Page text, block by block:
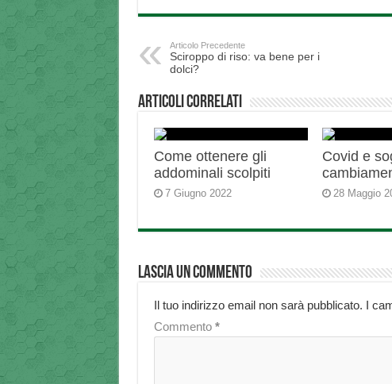
Articolo Precedente
Sciroppo di riso: va bene per i
dolci?
Articoli correlati
Come ottenere gli
addominali scolpiti
7 Giugno 2022
Covid e
28 Maggio
Lascia un commento
Il tuo indirizzo email non sarà pubblicato. I
Commento *